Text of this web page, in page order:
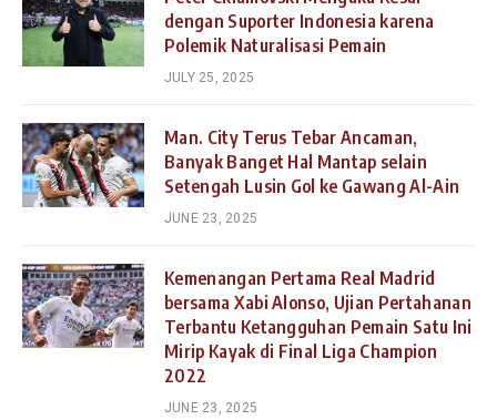
dengan Suporter Indonesia karena
Polemik Naturalisasi Pemain
JULY 25, 2025
Man. City Terus Tebar Ancaman,
Banyak Banget Hal Mantap selain
Setengah Lusin Gol ke Gawang Al-Ain
JUNE 23, 2025
Kemenangan Pertama Real Madrid
bersama Xabi Alonso, Ujian Pertahanan
Terbantu Ketangguhan Pemain Satu Ini
Mirip Kayak di Final Liga Champion
2022
JUNE 23, 2025